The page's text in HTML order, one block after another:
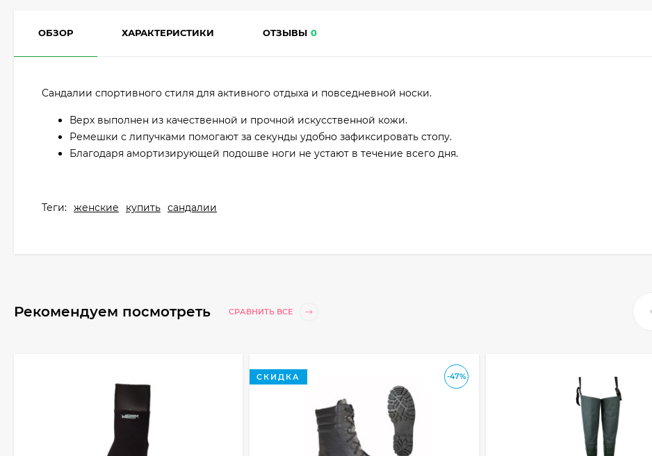
ОБЗОР ХАРАКТЕРИСТИКИ ОТЗЫВЫ 0
Сандалии спортивного стиля для активного отдыха и повседневной носки.
Верх выполнен из качественной и прочной искусственной кожи.
Ремешки с липучками помогают за секунды удобно зафиксировать стопу.
Благодаря амортизирующей подошве ноги не устают в течение всего дня.
Теги: женские купить сандалии
Рекомендуем посмотреть СРАВНИТЬ ВСЕ
-47%
СКИДКА